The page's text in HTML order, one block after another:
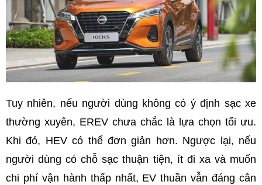
Tuy nhiên, nếu người dùng không có ý định sạc xe
thường xuyên, EREV chưa chắc là lựa chọn tối ưu.
Khi đó, HEV có thể đơn giản hơn. Ngược lại, nếu
người dùng có chỗ sạc thuận tiện, ít đi xa và muốn
chi phí vận hành thấp nhất, EV thuần vẫn đáng cân